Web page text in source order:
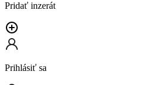
Pridať inzerát
Prihlásiť sa